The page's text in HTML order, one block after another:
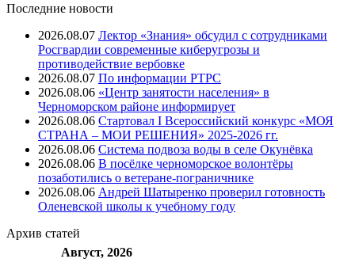
Последние новости
2026.08.07 Лектор «Знания» обсудил с сотрудниками
Росгвардии современные киберугрозы и
противодействие вербовке
2026.08.07 ⁠По информации РТРС
2026.08.06 «Центр занятости населения» в
Черноморском районе информирует
2026.08.06 Стартовал I Всероссийский конкурс «МОЯ
СТРАНА – МОИ РЕШЕНИЯ» 2025-2026 гг.
2026.08.06 Система подвоза воды в селе Окунёвка
2026.08.06 В посёлке черноморское волонтёры
позаботились о ветеране-пограничнике
2026.08.06 Андрей Шатыренко проверил готовность
Оленевской школы к учебному году
Архив статей
Август, 2026